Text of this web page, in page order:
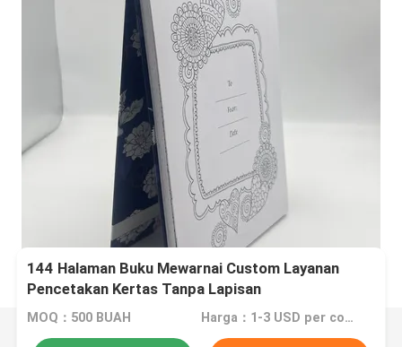
144 Halaman Buku Mewarnai Custom Layanan
Pencetakan Kertas Tanpa Lapisan
MOQ：500 BUAH Harga：1-3 USD per copy